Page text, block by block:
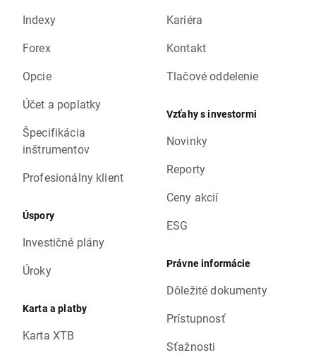
Indexy
Forex
Opcie
Účet a poplatky
Špecifikácia
inštrumentov
Profesionálny klient
Úspory
Investičné plány
Úroky
Karta a platby
Karta XTB
Kariéra
Kontakt
Tlačové oddelenie
Vzťahy s investormi
Novinky
Reporty
Ceny akcií
ESG
Právne informácie
Dôležité dokumenty
Prístupnosť
Sťažnosti